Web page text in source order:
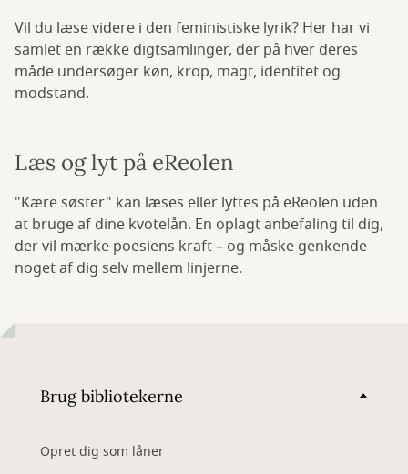
Vil du læse videre i den feministiske lyrik? Her har vi
samlet en række digtsamlinger, der på hver deres
måde undersøger køn, krop, magt, identitet og
modstand.
Læs og lyt på eReolen
"Kære søster" kan læses eller lyttes på eReolen uden
at bruge af dine kvotelån. En oplagt anbefaling til dig,
der vil mærke poesiens kraft – og måske genkende
noget af dig selv mellem linjerne.
Brug bibliotekerne
Opret dig som låner